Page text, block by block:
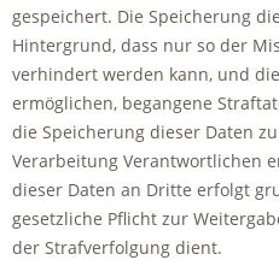
gespeichert. Die Speicherung
Hintergrund, dass nur so der
verhindert werden kann, und
ermöglichen, begangene
die Speicherung dieser Daten
Verarbeitung Verantwortlichen
dieser Daten an Dritte erfolgt
gesetzliche Pflicht zur
der Strafverfolgung dient.